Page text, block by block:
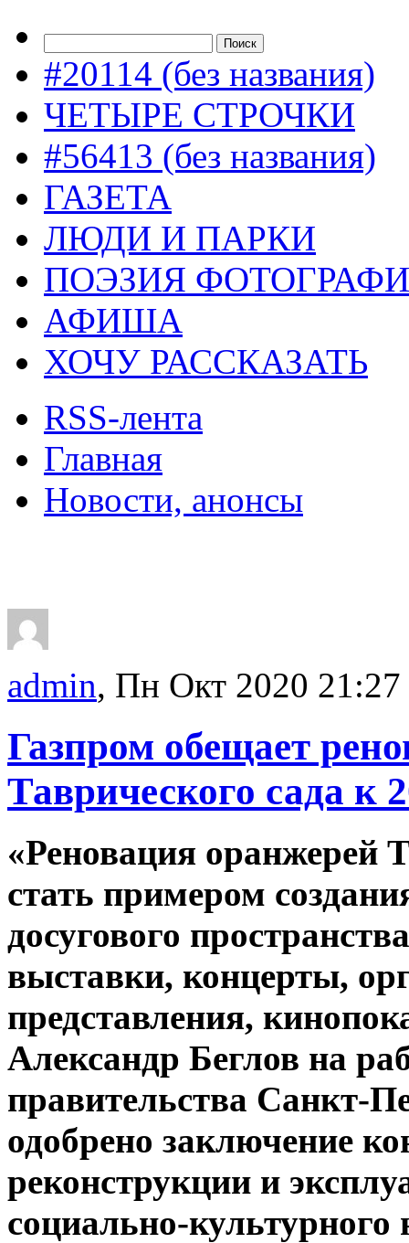
#20114 (без названия)
ЧЕТЫРЕ СТРОЧКИ
#56413 (без названия)
ГАЗЕТА
ЛЮДИ И ПАРКИ
ПОЭЗИЯ
АФИША
ХОЧУ РАССКАЗАТЬ
RSS-лента
Главная
Новости, анонсы
admin, Пн Окт 2020 21:27
Газпром обещает
Таврического сада к
«Реновация оранжерей
стать примером
досугового
выставки, концерты,
представления,
Александр Беглов на
правительства Санкт-
одобрено заключение
реконструкции и
социально-культурного